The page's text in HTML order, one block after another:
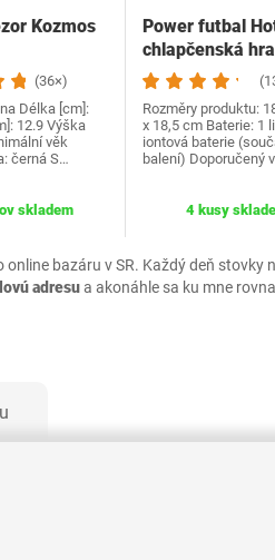
bazáru v SR. Každý deň
adresua akonáhle sa ku mne
Kozmos
(36×)
Délka [cm]:
12.9 Výška
věk
černá S…
skladem
Power futbal
chlapčenská
Rozměry produktu:
x 18,5 cm Baterie: ‎1
iontová baterie
balení) Doporučený
4 kusy